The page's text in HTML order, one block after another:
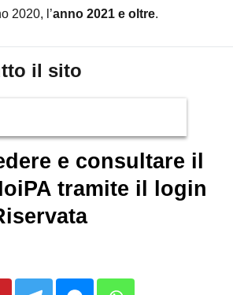
2020, l’anno 2021 e oltre.
il sito
e consultare il
tramite il login